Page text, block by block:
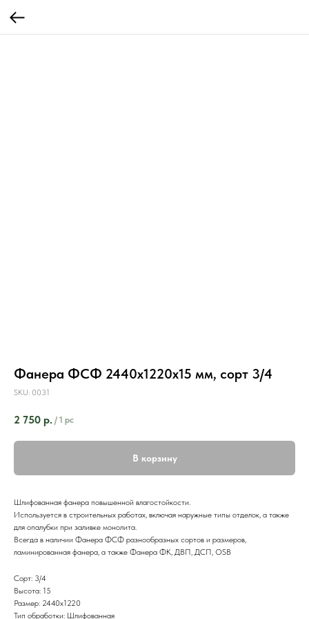
Фанера ФСФ 2440х1220х15 мм, сорт 3/4
SKU: 0031
2 750 р. / 1 pc
В корзину
Шлифованная фанера повышенной влагостойкости.
Используется в строительных работах, включая наружные типы отделок, а также
для опалубки при заливке монолита.
Всегда в наличии Фанера ФСФ разнообразных сортов и размеров,
ламинированная фанера, а также Фанера ФК, ДВП, ДСП, OSB
Сорт: 3/4
Высота: 15
Размер: 2440х1220
Тип обработки: Шлифованная